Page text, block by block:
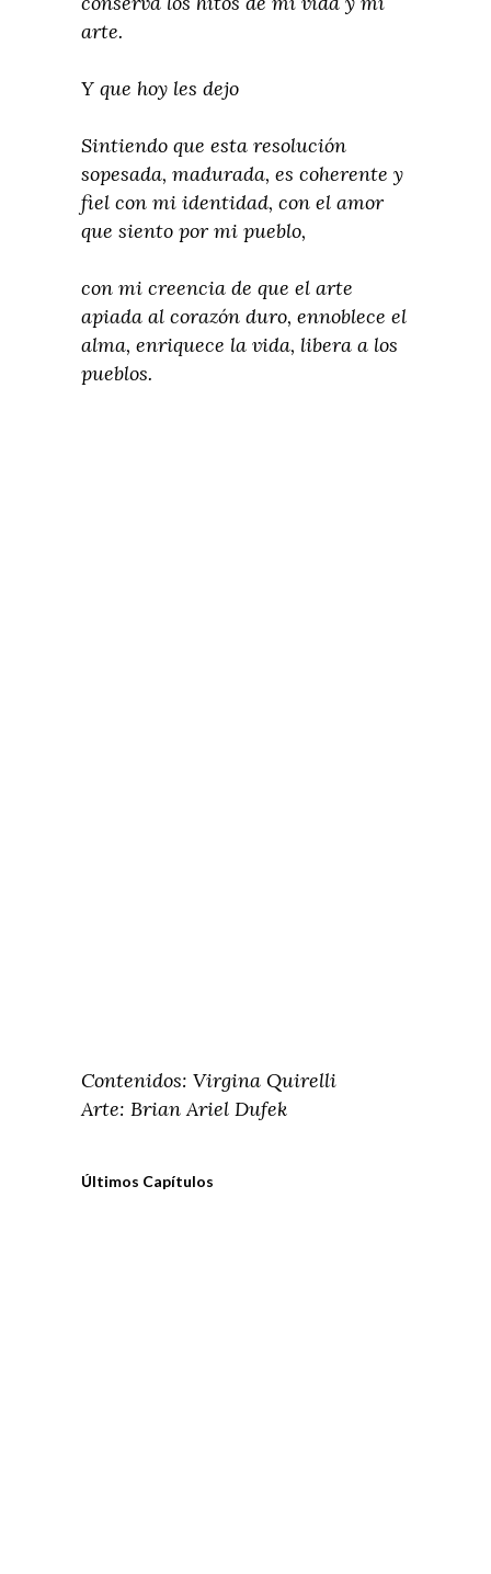
arte.
Y que hoy les dejo
Sintiendo que esta resolución
sopesada, madurada, es coherente y
fiel con mi identidad, con el amor
que siento por mi pueblo,
con mi creencia de que el arte
apiada al corazón duro, ennoblece el
alma, enriquece la vida, libera a los
pueblos.
Contenidos: Virgina Quirelli
Arte: Brian Ariel Dufek
Últimos Capítulos